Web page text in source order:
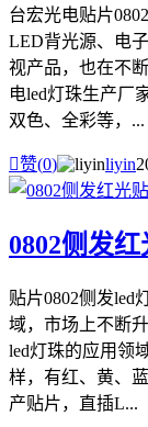
台宏光电贴片
LED背光源、电
视产品，也在不
电led灯珠生产厂
双色、全彩等，...
赞(0) liyin
0802侧发
贴片0802侧发led
域，市场上不断
led灯珠的应用领
样，有红、黄、
产贴片，直插L...